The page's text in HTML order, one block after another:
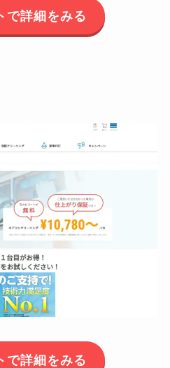
で詳細をみる
で詳細をみる